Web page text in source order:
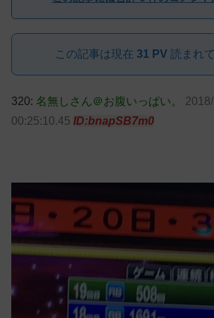
この記事は現在 31 PV 読まれ
320: 名無しさん＠お腹いっぱい。
00:25:10.45 ID:bnapSB7m0